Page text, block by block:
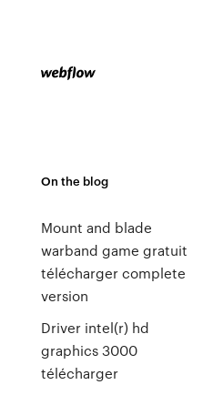
On the blog
Mount and blade
warband game gratuit
télécharger complete
version
Driver intel(r) hd
graphics 3000
télécharger